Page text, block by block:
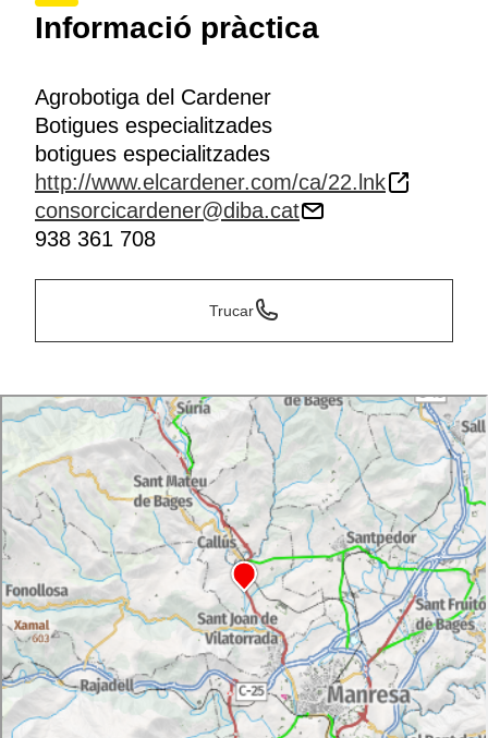
Informació pràctica
Agrobotiga del Cardener
Botigues especialitzades
botigues especialitzades
http://www.elcardener.com/ca/22.lnk
consorcicardener@diba.cat
938 361 708
Trucar